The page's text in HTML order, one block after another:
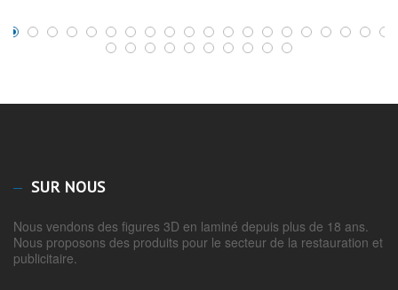
SUR NOUS
Nous vendons des figures 3D en laminé depuis plus de 18 ans.
Nous proposons des produits pour le secteur de la restauration et
publicitaire.